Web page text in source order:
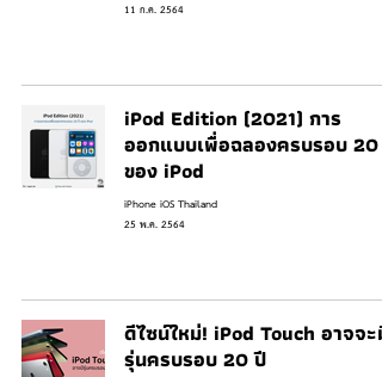
11 ก.ค. 2564
iPod Edition (2021) การ
ออกแบบเพื่อฉลองครบรอบ 20 ปี
ของ iPod
iPhone iOS Thailand
25 พ.ค. 2564
ดีไซน์ใหม่! iPod Touch อาจจะมี
รุ่นครบรอบ 20 ปี